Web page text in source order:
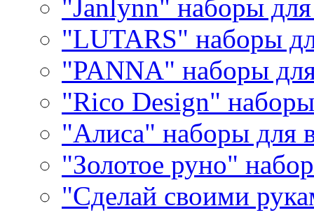
"Janlynn" наборы
"LUTARS" наборы
"PANNA" наборы
"Rico Design"
"Алиса" наборы для
"Золотое руно"
"Сделай своими